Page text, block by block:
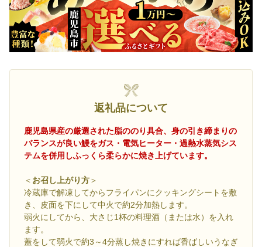
返礼品について
鹿児島県産の厳選された脂ののり具合、身の引き締まりの
バランスが良い鰻をガス・電気ヒーター・過熱水蒸気シス
テムを併用しふっくら柔らかに焼き上げています。
＜ お召し上がり方＞
冷蔵庫で解凍してからフライパンにクッキングシートを敷
き、皮面を下にして中火で約2分加熱します。
弱火にしてから、大さじ1杯の料理酒（または水）を入れ
ます。
蓋をして弱火で約3～4分蒸し焼きにすれば香ばしいうなぎ